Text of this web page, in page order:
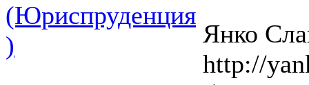
(Юриспруденция
)
Янко
http://